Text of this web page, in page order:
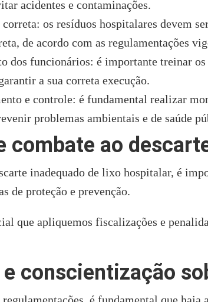
acidentes e contaminações.
os resíduos hospitalares devem
de acordo com as regulamentações
funcionários: é importante treinar os
a sua correta execução.
e controle: é fundamental realizar
problemas ambientais e de saúde
combate ao
inadequado de lixo hospitalar, é
de proteção e prevenção.
que apliquemos fiscalizações e
e conscientização